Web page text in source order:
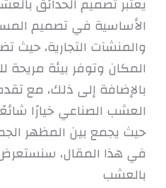
الأساسية في تصميم
والمنشآت التجارية، حيث
المكان وتوفر بيئة مريحة
بالإضافة إلى ذلك، مع
العشب الصناعي خيارًا
حيث يجمع بين المظهر
في هذا المقال،
بالعشب